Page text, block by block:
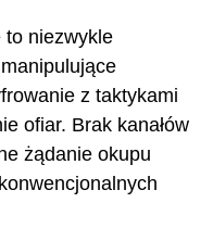
to niezwykle
z taktykami
ofiar. Brak kanałów
żądanie okupu